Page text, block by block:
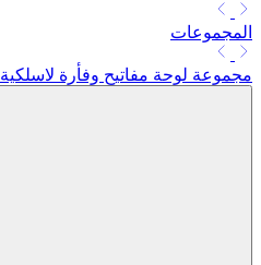
المجموعات
مجموعة لوحة مفاتيح وفأرة لاسلكية MK235